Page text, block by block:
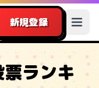
新規登録
ランキ